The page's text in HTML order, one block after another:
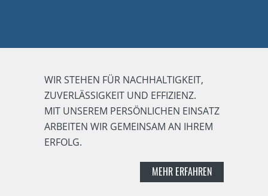
WIR STEHEN FÜR NACHHALTIGKEIT,
ZUVERLÄSSIGKEIT UND EFFIZIENZ.
MIT UNSEREM PERSÖNLICHEN EINSATZ
ARBEITEN WIR GEMEINSAM AN IHREM
ERFOLG.
MEHR ERFAHREN